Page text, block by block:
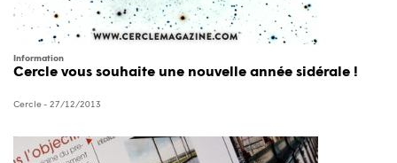
Information
Cercle vous souhaite une nouvelle année sidérale !
Cercle- 27/12/2013